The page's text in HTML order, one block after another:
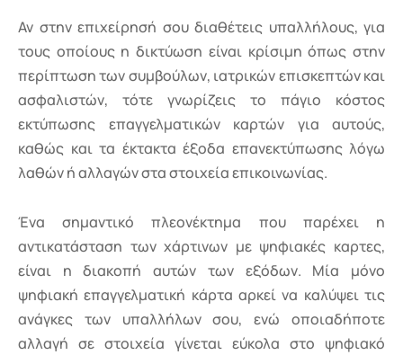
Αν στην επιχείρησή σου διαθέτεις υπαλλήλους, για
τους οποίους η δικτύωση είναι κρίσιμη όπως στην
περίπτωση των συμβούλων, ιατρικών επισκεπτών και
ασφαλιστών, τότε γνωρίζεις το πάγιο κόστος
εκτύπωσης επαγγελματικών καρτών για αυτούς,
καθώς και τα έκτακτα έξοδα επανεκτύπωσης λόγω
λαθών ή αλλαγών στα στοιχεία επικοινωνίας.
Ένα σημαντικό πλεονέκτημα που παρέχει η
αντικατάσταση των χάρτινων με ψηφιακές καρτες,
είναι η διακοπή αυτών των εξόδων. Μία μόνο
ψηφιακή επαγγελματική κάρτα αρκεί να καλύψει τις
ανάγκες των υπαλλήλων σου, ενώ οποιαδήποτε
αλλαγή σε στοιχεία γίνεται εύκολα στο ψηφιακό